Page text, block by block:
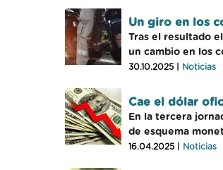
Un giro en los
Tras el resultado
un cambio en los
30.10.2025 | Noticias
Cae el dólar
En la tercera
de esquema
16.04.2025 | Noticias